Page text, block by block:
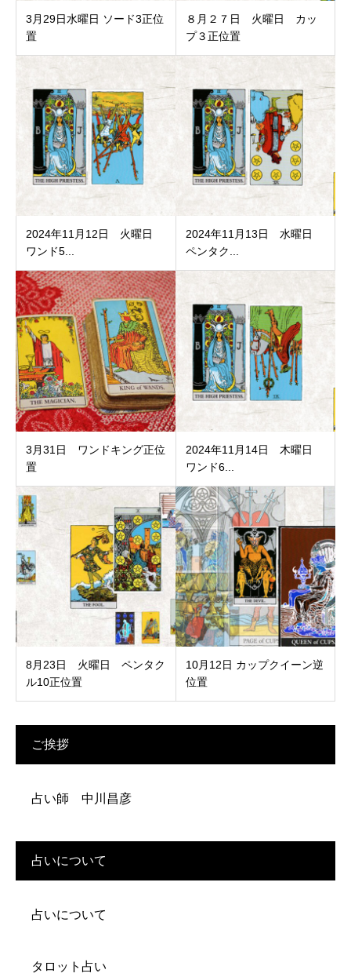
3月29日水曜日 ソード3正位
置
８月２７日 火曜日 カッ
プ３正位置
2024年11月12日 火曜日
ワンド5...
2024年11月13日 水曜日
ペンタク...
3月31日 ワンドキング正位
置
2024年11月14日 木曜日
ワンド6...
8月23日 火曜日 ペンタク
ル10正位置
10月12日 カップクイーン逆
位置
ご挨拶
占い師 中川昌彦
占いについて
占いについて
タロット占い